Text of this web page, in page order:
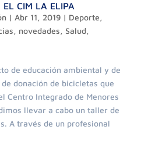
EL CIM LA ELIPA
| Abr 11, 2019| Deporte,
, novedades, Salud,
de educación ambiental y de
donación de bicicletas que
Centro Integrado de Menores
llevar a cabo un taller de
A través de un profesional